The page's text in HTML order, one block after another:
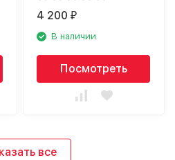
4 200₽
В наличии
Посмотреть
все